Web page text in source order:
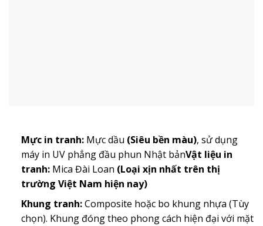
Mực in tranh:Mực dầu (Siêu bền màu), sử dụng
máy in UV phẳng đầu phun Nhật bảnVật liệu in
tranh:Mica Đài Loan (Loại xịn nhất trên thị
trường Việt Nam hiện nay)
Khung tranh:Composite hoặc bo khung nhựa (Tùy
chọn). Khung đóng theo phong cách hiện đại với mặt